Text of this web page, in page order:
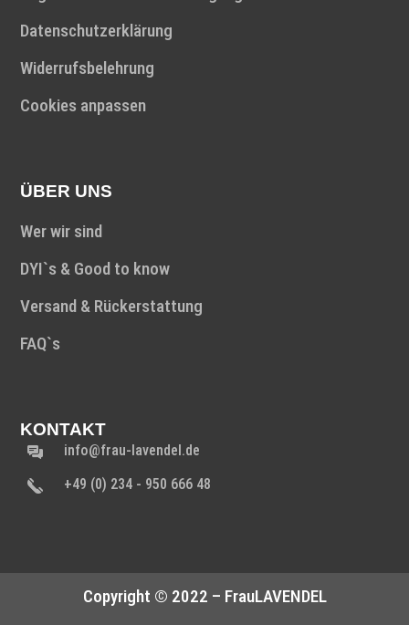
Datenschutzerklärung
Widerrufsbelehrung
Cookies anpassen
ÜBER UNS
Wer wir sind
DYI`s & Good to know
Versand & Rückerstattung
FAQ`s
KONTAKT
info@frau-lavendel.de
+49 (0) 234 - 950 666 48
Copyright © 2022 – FrauLAVENDEL